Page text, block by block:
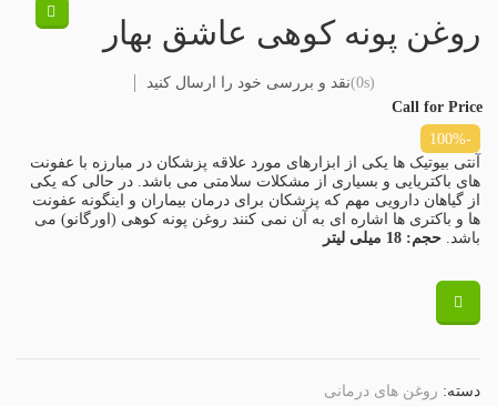
روغن پونه کوهی عاشق بهار
(0s)
نقد و بررسی خود را ارسال کنید
Call for Price
-100%
آنتی بیوتیک ها یکی از ابزارهای مورد علاقه پزشکان در مبارزه با عفونت
های باکتریایی و بسیاری از مشکلات سلامتی می باشد. در حالی که یکی
از گیاهان دارویی مهم که پزشکان برای درمان بیماران و اینگونه عفونت
ها و باکتری ها اشاره ای به آن نمی کنند روغن پونه کوهی (اورگانو) می
باشد. حجم: 18 میلی لیتر
دسته: روغن های درمانی